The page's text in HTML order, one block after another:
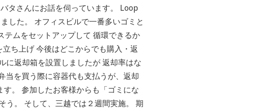
さんにお話を伺っています。 Loop
した。 オフィスビルで一番多いゴミと
ムをセットアップして 循環できるか
ち上げ 今後はどこからでも購入・返
に返却箱を設置しましたが 返却率はな
当を買う際に容器代も支払うが、返却
。 参加したお客様からも「ゴミにな
う。 そして、三越では２週間実施。 期